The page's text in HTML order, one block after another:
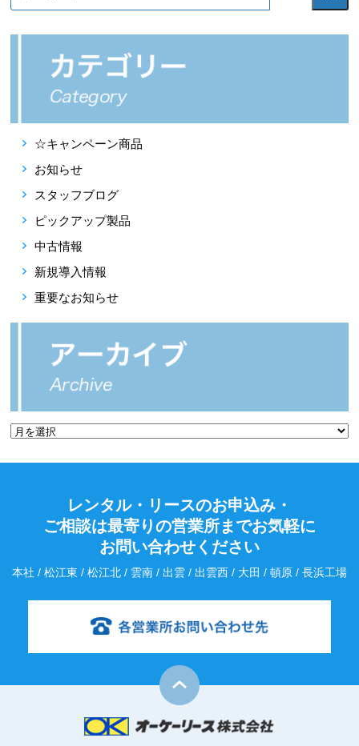
☆キャンペーン商品
お知らせ
スタッフブログ
ピックアップ製品
中古情報
新規導入情報
重要なお知らせ
レンタル・リースのお申込み・
ご相談は最寄りの営業所までお気軽に
お問い合わせください
本社 / 松江東 / 松江北 / 雲南 / 出雲 / 出雲西 / 大田 / 頓原 / 長浜工場